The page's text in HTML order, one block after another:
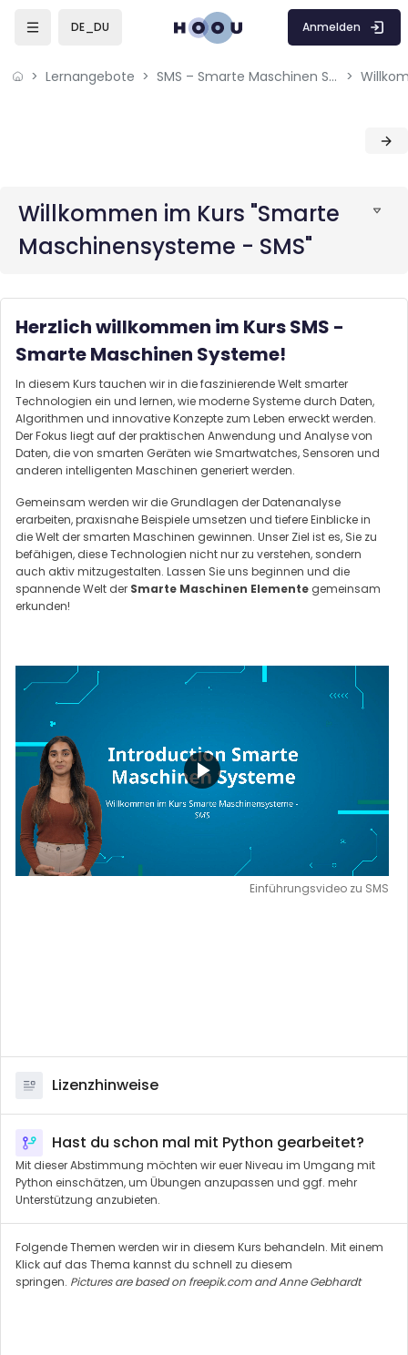
Skip to sidebar navigation menu
Skip to mobile navigation menu
DE_DU Anmelden
Lernangebote SMS – Smarte Maschinen Systeme: Daten von smarten Geräten nutzen
Willkommen im Kurs "Smarte
Maschinensysteme - SMS"
Herzlich willkommen im KursSMS -
Smarte Maschinen Systeme!
In diesem Kurs tauchen wir in die faszinierende Welt smarter
Technologien ein und lernen, wie moderne Systeme durch Daten,
Algorithmen und innovative Konzepte zum Leben erweckt werden.
Der Fokus liegt auf der praktischen Anwendung und Analyse von
Daten, die von smarten Geräten wie Smartwatches, Sensoren und
anderen intelligenten Maschinen generiert werden.
Gemeinsam werden wir die Grundlagen der Datenanalyse
erarbeiten, praxisnahe Beispiele umsetzen und tiefere Einblicke in
die Welt der smarten Maschinen gewinnen. Unser Ziel ist es, Sie zu
befähigen, diese Technologien nicht nur zu verstehen, sondern
auch aktiv mitzugestalten. Lassen Sie uns beginnen und die
spannende Welt der Smarte Maschinen Elemente gemeinsam
erkunden!
V
d
p
i
l
e
Einführungsvideo zu SMS
Lizenzhinweise
Hast du schon mal mit Python gearbeitet?
Mit dieser Abstimmung möchten wir euer Niveau im Umgang mit
Python einschätzen, um Übungen anzupassen und ggf. mehr
Unterstützung anzubieten.
Folgende Themen werden wir in diesem Kurs behandeln. Mit einem
Klick auf das Thema kannst du schnell zu diesem
springen. Pictures are based on freepik.com and Anne Gebhardt